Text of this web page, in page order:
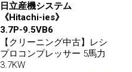
日立産機システム
《Hitachi-ies》
3.7P-9.5VB6
【クリーニング中古】レシ
プロコンプレッサー 5馬力
3.7KW